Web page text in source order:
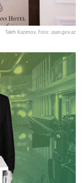
Taleh Kazımov. Foto: asan.gov.az